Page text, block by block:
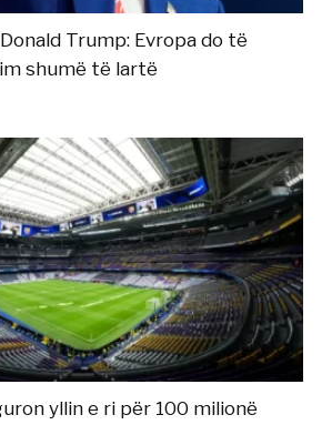
Trump: Evropa do të
shumë të lartë
yllin e ri për 100 milionë